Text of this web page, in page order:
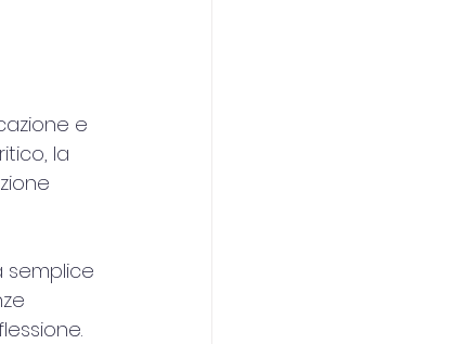
e
la
semplice